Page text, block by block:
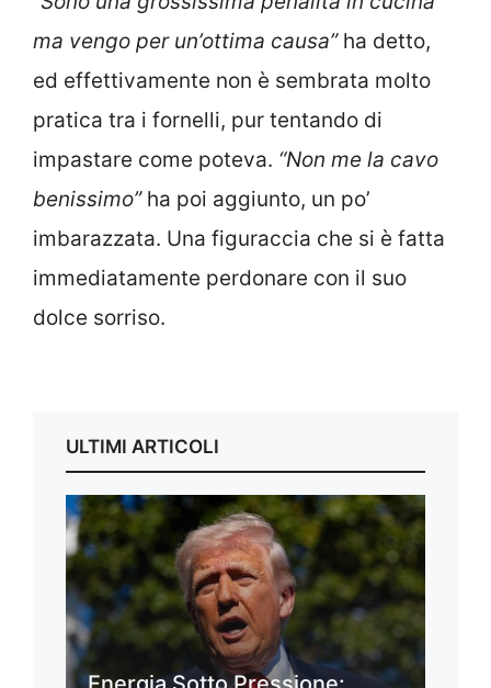
ma vengo per un’ottima causa” ha detto,
ed effettivamente non è sembrata molto
pratica tra i fornelli, pur tentando di
impastare come poteva. “Non me la cavo
benissimo” ha poi aggiunto, un po’
imbarazzata. Una figuraccia che si è fatta
immediatamente perdonare con il suo
dolce sorriso.
ULTIMI ARTICOLI